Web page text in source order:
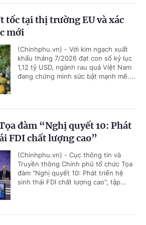
tốc tại thị trường EU và xác
mới
(Chinhphu.vn) - Với kim ngạch xuất
khẩu tháng 7/2026 đạt con số kỷ lục
1,12 tỷ USD, ngành rau quả Việt Nam
đang chứng minh sức bật mạnh mẽ....
đàm “Nghị quyết 10: Phát
FDI chất lượng cao”
(Chinhphu.vn) - Cục thông tin và
Truyền thông Chính phủ tổ chức Tọa
đàm "Nghị quyết 10: Phát triển hệ
sinh thái FDI chất lượng cao", tập...